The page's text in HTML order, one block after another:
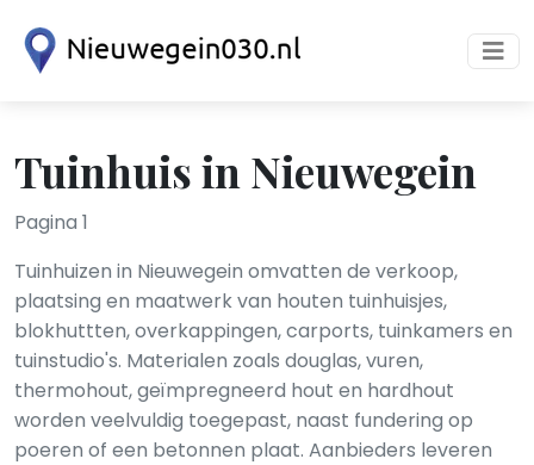
Tuinhuis in Nieuwegein
Pagina 1
Tuinhuizen in Nieuwegein omvatten de verkoop,
plaatsing en maatwerk van houten tuinhuisjes,
blokhuttten, overkappingen, carports, tuinkamers en
tuinstudio's. Materialen zoals douglas, vuren,
thermohout, geïmpregneerd hout en hardhout
worden veelvuldig toegepast, naast fundering op
poeren of een betonnen plaat. Aanbieders leveren